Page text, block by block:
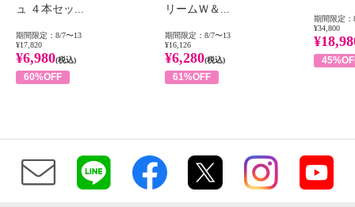
ュ ４本セッ...
期間限定：8/7〜13
¥17,820
¥6,980(税込)
60%OFF
リームＷ＆...
期間限定：8/7〜13
¥16,126
¥6,280(税込)
61%OFF
期間限定：
¥34,800